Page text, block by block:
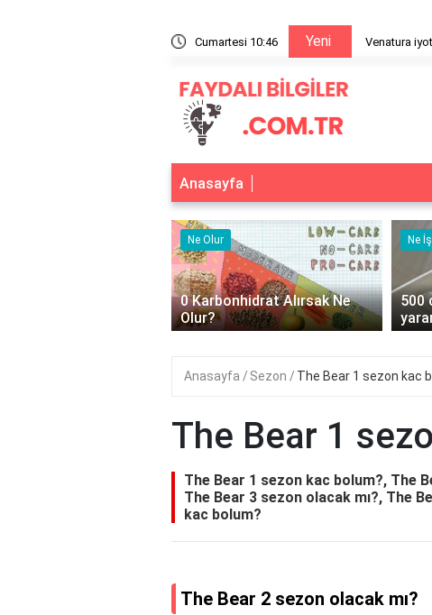
Cumartesi 10:46 Yeni Venatura
Anasayfa
Ne İşe Yarar
500 cc izotonik serum ne işe
yarar?
Ne
5
‹
Anasayfa Sezon The Bear 1 sezon kac
The Bear 1
The Bear 1 sezon kac bolum?, The
The Bear 3 sezon olacak mı?, The
kac bolum?
The Bear 2 sezon olacak mı?